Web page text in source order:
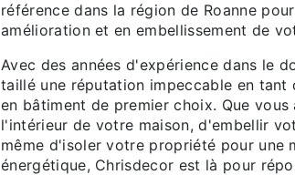
référence dans la région de Roanne
amélioration et en embellissement de
Avec des années d'expérience dans le
taillé une réputation impeccable en tant
en bâtiment de premier choix. Que
l'intérieur de votre maison, d'embellir
même d'isoler votre propriété pour une
énergétique, Chrisdecor est là pour